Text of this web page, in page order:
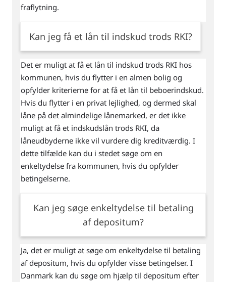
fraflytning.
Kan jeg få et lån til indskud trods RKI?
Det er muligt at få et lån til indskud trods RKI hos
kommunen, hvis du flytter i en almen bolig og
opfylder kriterierne for at få et lån til beboerindskud.
Hvis du flytter i en privat lejlighed, og dermed skal
låne på det almindelige lånemarked, er det ikke
muligt at få et indskudslån trods RKI, da
låneudbyderne ikke vil vurdere dig kreditværdig. I
dette tilfælde kan du i stedet søge om en
enkeltydelse fra kommunen, hvis du opfylder
betingelserne.
Kan jeg søge enkeltydelse til betaling
af depositum?
Ja, det er muligt at søge om enkeltydelse til betaling
af depositum, hvis du opfylder visse betingelser. I
Danmark kan du søge om hjælp til depositum efter